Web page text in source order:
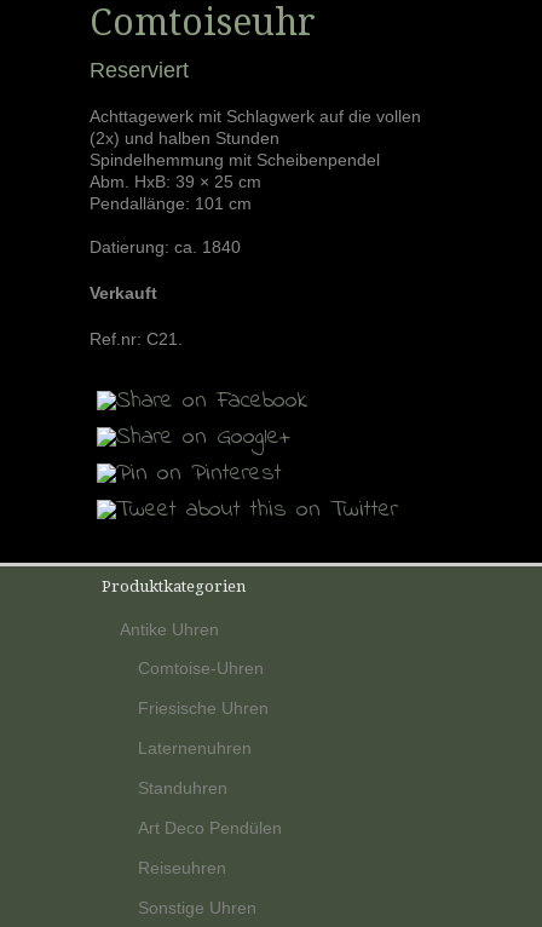
Comtoiseuhr
Reserviert
Achttagewerk mit Schlagwerk auf die vollen
(2x) und halben Stunden
Spindelhemmung mit Scheibenpendel
Abm. HxB: 39 × 25 cm
Pendallänge: 101 cm
Datierung: ca. 1840
Verkauft
Ref.nr: C21
Produktkategorien
Antike Uhren
Comtoise-Uhren
Friesische Uhren
Laternenuhren
Standuhren
Art Deco Pendülen
Reiseuhren
Sonstige Uhren